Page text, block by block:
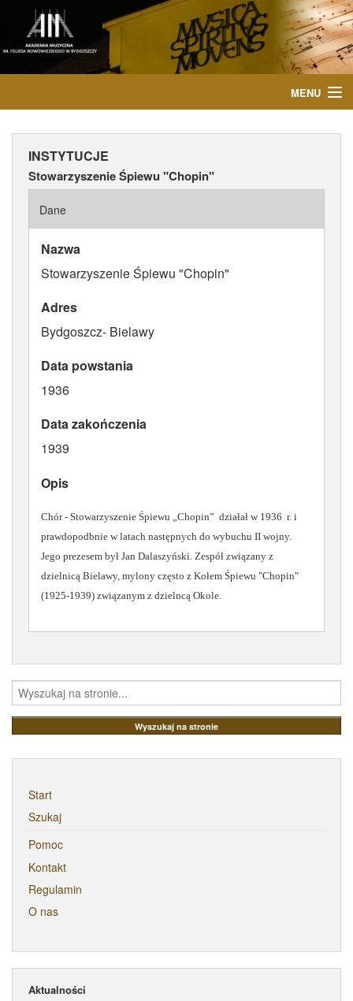
MENU
AKTUALNOŚCI
WYDARZENIA
PUBLIKACJE
INSTYTUCJE
Stowarzyszenie Śpiewu "Chopin"
Dane
Nazwa
Stowarzyszenie Śpiewu "Chopin"
Adres
Bydgoszcz- Bielawy
Data powstania
1936
Data zakończenia
1939
Opis
Chór - Stowarzyszenie Śpiewu „Chopin” działał w 1936 r. i
prawdopodbnie w latach następnych do wybuchu II wojny.
Jego prezesem był Jan Dalaszyński. Zespół związany z
dzielnicą Bielawy, mylony często z Kołem Śpiewu "Chopin"
(1925-1939) związanym z dzielncą Okole.
Start
Szukaj
Pomoc
Kontakt
Regulamin
O nas
Aktualności